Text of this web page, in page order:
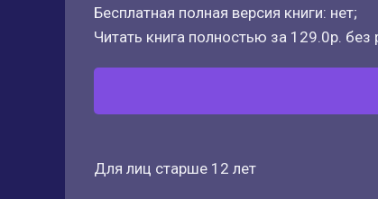
Бесплатная полная версия книги: нет;
Читать книга полностью за 129.0р. без
Для лиц старше 12 лет